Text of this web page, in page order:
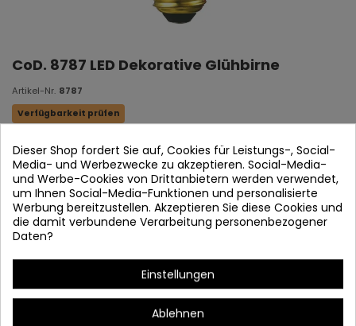
CoD. 8787 LED Dekorative Glühbirne
Artikel-Nr. 8787
Verfügbarkeit prüfen
LED Lampe
LUZ CÁLIDA
E27 4W - 2700K
LM: 150lm
Artikeldetails
Dieser Shop fordert Sie auf, Cookies für Leistungs-, Social-
Media- und Werbezwecke zu akzeptieren. Social-Media-
und Werbe-Cookies von Drittanbietern werden verwendet,
um Ihnen Social-Media-Funktionen und personalisierte
Werbung bereitzustellen. Akzeptieren Sie diese Cookies und
die damit verbundene Verarbeitung personenbezogener
Daten?
Einstellungen
Ablehnen